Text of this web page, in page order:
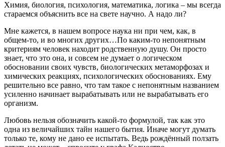
Химия, биология, психология, математика, логика – мы всегда
стараемся объяснить все на свете научно. А надо ли?
Мне кажется, в нашем вопросе наука ни при чем, как, в
общем-то, и во многих других…По каким-то непонятным
критериям человек находит родственную душу. Он просто
знает, что это она, и совсем не думает о логическом
обосновании своих чувств, биологических метаморфозах и
химических реакциях, психологических обоснованиях. Ему
решительно все равно, что там такое с непонятным названием
усиленно начинает вырабатывать или не вырабатывать его
организм.
Любовь нельзя обозначить какой-то формулой, так как это
одна из величайших тайн нашего бытия. Иначе могут думать
только те, кому не дано ее испытать. Ведь рождённый ползать